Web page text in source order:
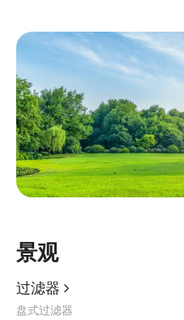
景观
过滤器 
盘式过滤器